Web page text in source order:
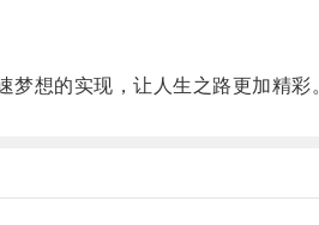
想的实现，让人生之路更加精彩